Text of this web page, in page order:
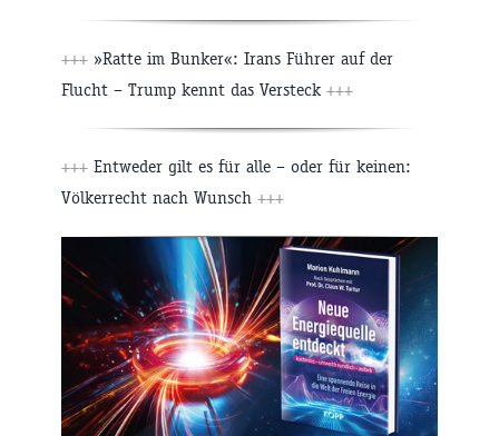
+++ »Ratte im Bunker«: Irans Führer auf der
Flucht – Trump kennt das Versteck +++
+++ Entweder gilt es für alle – oder für keinen:
Völkerrecht nach Wunsch +++